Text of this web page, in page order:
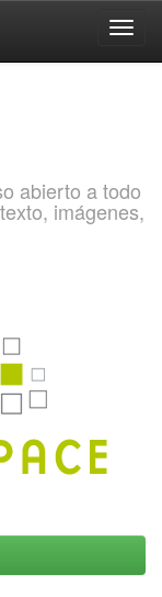
abierto a todo
imágenes,